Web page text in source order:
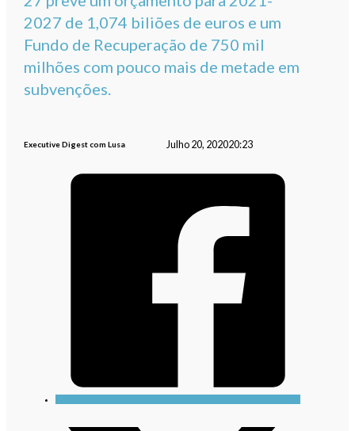
2027 de 1,074 biliões de euros e um
Fundo de Recuperação de 750 mil
milhões com pouco mais de metade em
subvenções.
Executive Digest com Lusa Julho 20, 202020:23